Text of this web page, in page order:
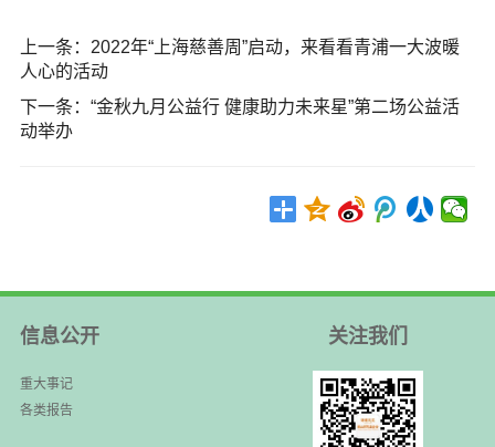
上一条： 2022年“上海慈善周”启动，来看看青浦一大波暖
人心的活动
下一条： “金秋九月公益行 健康助力未来星”第二场公益活
动举办
信息公开
重大事记
各类报告
关注我们